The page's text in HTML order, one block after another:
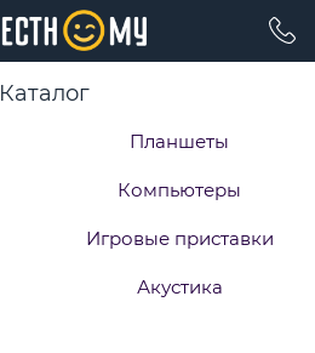
Каталог
Планшеты
Компьютеры
Игровые приставки
Акустика